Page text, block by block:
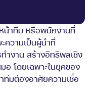
น้าทีม หรือพนักงานที่
ความเป็นผู้นำที่
ำงาน สร้างอิทธิพลเชิง
อ โดยเฉพาะในยุคของ
ทีมต้องอาศัยความเชื่อ